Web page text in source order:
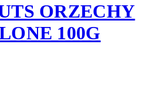
ORZECHY
100G